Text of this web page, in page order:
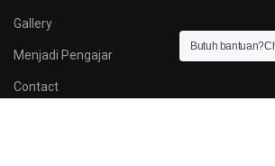
Gallery
Menjadi Pengajar
Contact
Butuh